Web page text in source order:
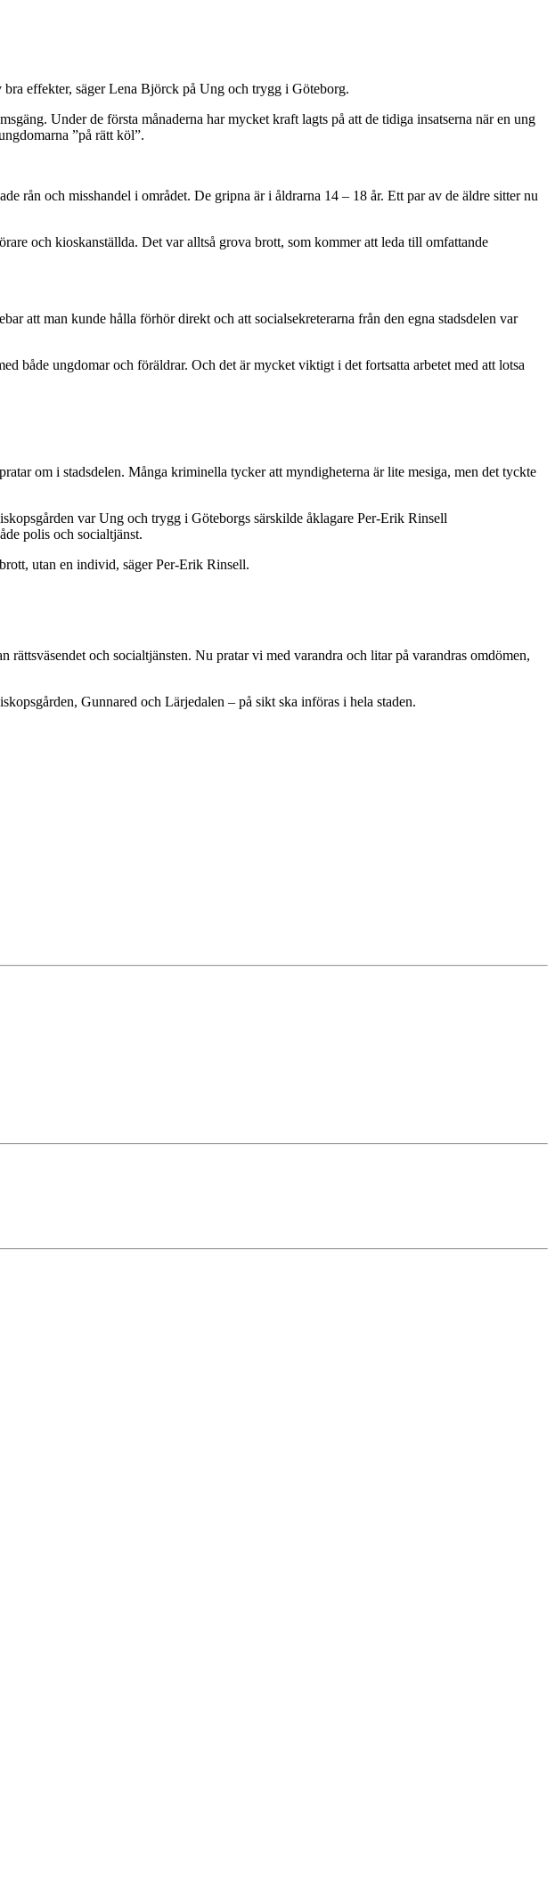
effekter, säger Lena Björck på Ung och trygg i Göteborg.
Under de första månaderna har mycket kraft lagts på att de tidiga insatserna när en ung
”på rätt köl”.
rån och misshandel i området. De gripna är i åldrarna 14 – 18 år. Ett par av de äldre sitter nu
och kioskanställda. Det var alltså grova brott, som kommer att leda till omfattande
att man kunde hålla förhör direkt och att socialsekreterarna från den egna stadsdelen var
både ungdomar och föräldrar. Och det är mycket viktigt i det fortsatta arbetet med att lotsa
om i stadsdelen. Många kriminella tycker att myndigheterna är lite mesiga, men det tyckte
var Ung och trygg i Göteborgs särskilde åklagare Per-Erik Rinsell
polis och socialtjänst.
utan en individ, säger Per-Erik Rinsell.
och socialtjänsten. Nu pratar vi med varandra och litar på varandras omdömen,
Gunnared och Lärjedalen – på sikt ska införas i hela staden.